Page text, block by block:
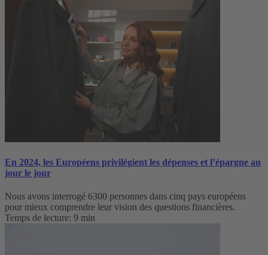
En 2024, les Européens privilégient les dépenses et l’épargne au
jour le jour
Nous avons interrogé 6300 personnes dans cinq pays européens
pour mieux comprendre leur vision des questions financières.
Temps de lecture: 9 min